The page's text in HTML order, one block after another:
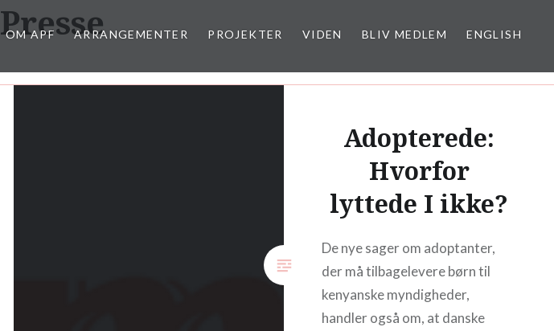
OM APF ARRANGEMENTER PROJEKTER VIDEN BLIV MEDLEM ENGLISH
Presse
Adopterede:
Hvorfor
lyttede I ikke?
De nye sager om adoptanter,
der må tilbagelevere børn til
kenyanske myndigheder,
handler også om, at danske